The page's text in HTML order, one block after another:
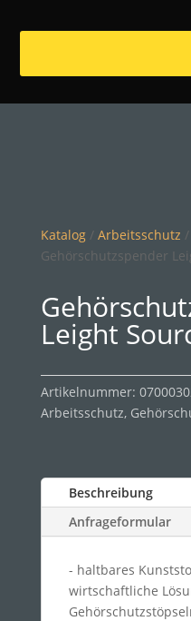
Katalog/ Arbeitsschutz /
Gehörschutzspender
Leight
Artikelnummer:
Arbeitsschutz,
Beschreibung
Anfrageformular
- haltbares
wirtschaftliche